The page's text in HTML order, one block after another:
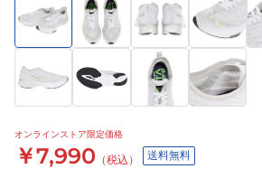
オンラインストア限定価格
￥7,990 （税込） 送料無料